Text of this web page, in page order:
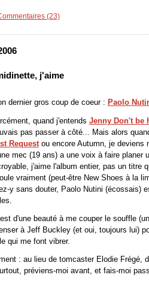
(23)
j'aime
dernier gros coup de coeur : Paolo
quand j'entends Jenny Don't be
pas passer à côté... Mais alors
Requestou encore Autumn, je deviens
mec (19 ans) a une voix à faire planer
j'aime l'album entier, pas un titre
vraiment (peut-être New Shoes à la
y sans douter, Paolo Nutini (écossais)
d'une beauté à me couper le souffle
à Jeff Buckley (et oui, toujours lui)
qui me font vibrer.
: au lieu de tomcaster Elodie Frégé,
préviens-moi avant, et fais-moi